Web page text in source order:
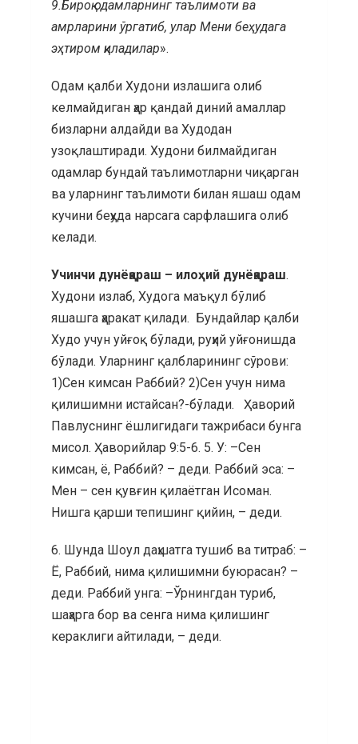
9.Бироқ одамларнинг таълимоти ва
амрларини ўргатиб, улар Мени беҳудага
эҳтиром қиладилар».
Одам қалби Худони излашига олиб
келмайдиган ҳар қандай диний амаллар
бизларни алдайди ва Худодан
узоқлаштиради. Худони билмайдиган
одамлар бундай таълимотларни чиқарган
ва уларнинг таълимоти билан яшаш одам
кучини беҳуда нарсага сарфлашига олиб
келади.
Учинчи дунёқараш – илоҳий дунёқараш.
Худони излаб, Худога маъқул бўлиб
яшашга ҳаракат қилади. Бундайлар қалби
Худо учун уйғоқ бўлади, руҳий уйғонишда
бўлади. Уларнинг қалбларининг сўрови:
1)Сен кимсан Раббий? 2)Сен учун нима
қилишимни истайсан?-бўлади. Ҳаворий
Павлуснинг ёшлигидаги тажрибаси бунга
мисол. Ҳаворийлар 9:5-6. 5. У: –Сен
кимсан, ё, Раббий? – деди. Раббий эса: –
Мен – сен қувғин қилаётган Исоман.
Нишга қарши тепишинг қийин, – деди.
6. Шунда Шоул даҳшатга тушиб ва титраб: –
Ё, Раббий, нима қилишимни буюрасан? –
деди. Раббий унга: –Ўрнингдан туриб,
шаҳарга бор ва сенга нима қилишинг
кераклиги айтилади, – деди.